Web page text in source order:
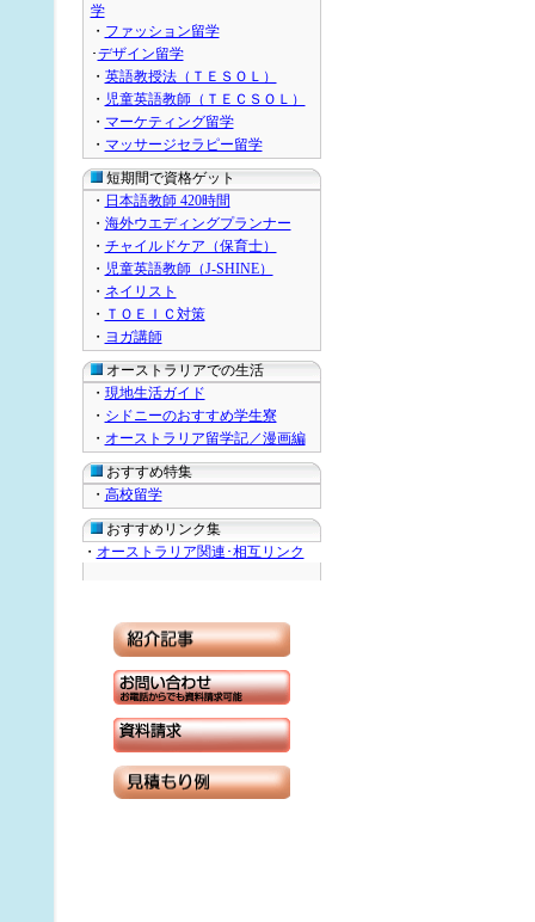
学
・ ファッション留学
･デザイン留学
・ 英語教授法（ＴＥＳＯＬ）
・ 児童英語教師（ＴＥＣＳＯＬ）
・ マーケティング留学
・ マッサージセラピー留学
短期間で資格ゲット
・ 日本語教師 420時間
・ 海外ウエディングプランナー
・ チャイルドケア（保育士）
・ 児童英語教師（J-SHINE）
・ ネイリスト
・ ＴＯＥＩＣ対策
・ ヨガ講師
オーストラリアでの生活
・ 現地生活ガイド
・ シドニーのおすすめ学生寮
・ オーストラリア留学記／漫画編
おすすめ特集
・ 高校留学
おすすめリンク集
・ オーストラリア関連･相互リンク